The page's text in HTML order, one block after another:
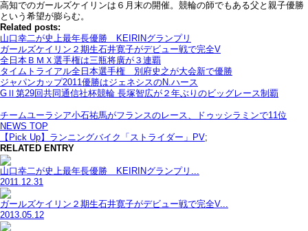
高知でのガールズケイリンは６月末の開催。競輪の師でもある父と親子優勝
という希望が膨らむ。
Related posts:
山口幸二が史上最年長優勝 KEIRINグランプリ
ガールズケイリン２期生石井寛子がデビュー戦で完全V
全日本ＢＭＸ選手権は三瓶将廣が３連覇
タイムトライアル全日本選手権 別府史之が大会新で優勝
ジャパンカップ2011優勝はジェネシスのN.ハース
GⅡ第29回共同通信社杯競輪 長塚智広が２年ぶりのビッグレース制覇
チームユーラシア小石祐馬がフランスのレース、ドゥッシラミンで11位
NEWS TOP
【Pick Up】ランニングバイク「ストライダー」PV;
RELATED ENTRY
山口幸二が史上最年長優勝 KEIRINグランプリ...
2011.12.31
ガールズケイリン２期生石井寛子がデビュー戦で完全V...
2013.05.12